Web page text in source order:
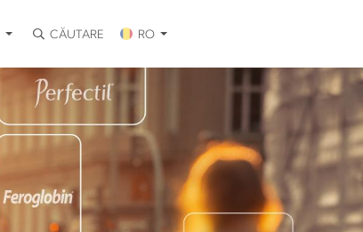
CĂUTARE RO